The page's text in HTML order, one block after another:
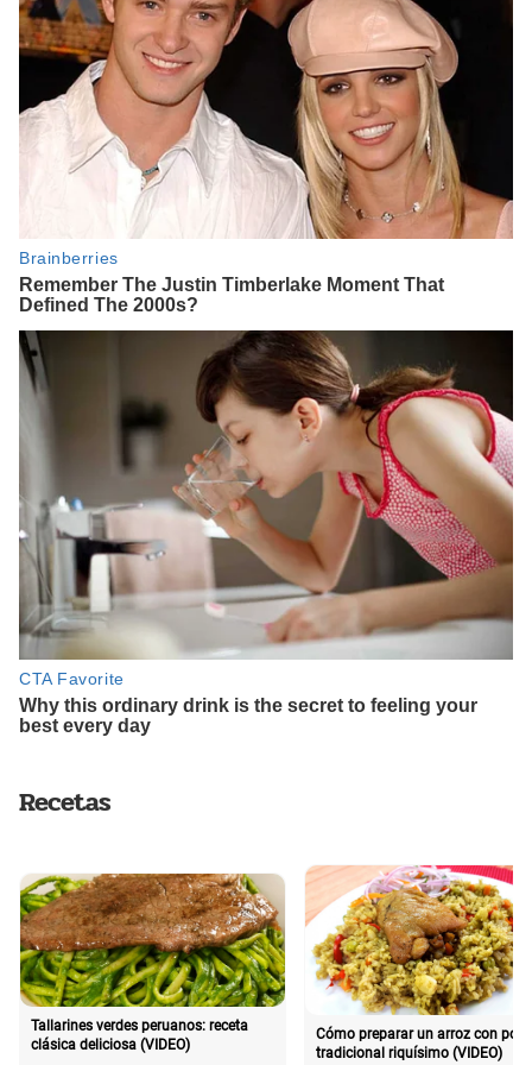
Recetas
Tallarines verdes peruanos: receta
clásica deliciosa (VIDEO)
Cómo preparar un arroz con pollo
tradicional riquísimo (VIDEO)